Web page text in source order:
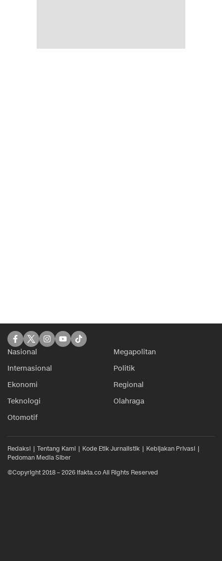
Nasional
Megapolitan
Internasional
Politik
Ekonomi
Regional
Teknologi
Olahraga
Otomotif
Redaksi Tentang Kami Kode Etik Jurnalistik
Kebijakan Privasi
Pedoman Media Siber
©Copyright 2018 – 2026 ifakta.co All Rights Reserved